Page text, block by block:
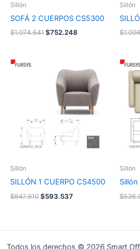
Sillón
SOFÁ 2 CUERPOS CS5300
$1.074.641$752.248
Sillón
$
Sillón
SILLÓN 1 CUERPO CS4500
$847.910
precio
original
$847.910.
$593.537
precio
actual
es:
$593.537.
Sillón
Sillón
$
Todos los derechos © 2026 Smart